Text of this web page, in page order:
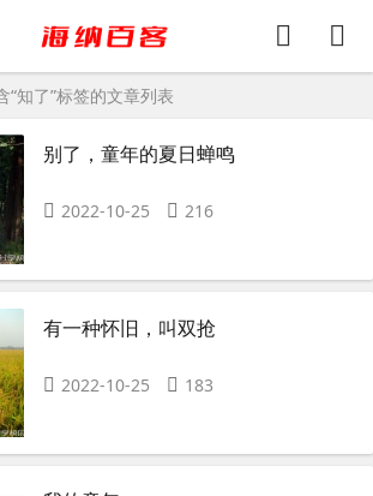
“知了”标签的文章列表
别了，童年的夏日蝉鸣
2022-10-25 216
有一种怀旧，叫双抢
2022-10-25 183